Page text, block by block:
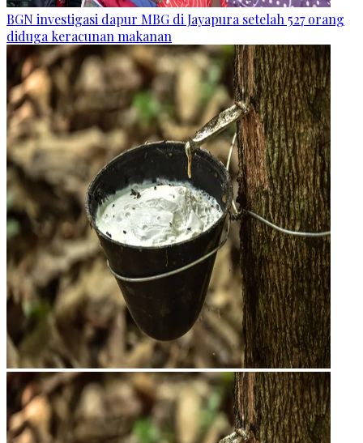
BGN investigasi dapur MBG di Jayapura setelah 527 orang
diduga keracunan makanan